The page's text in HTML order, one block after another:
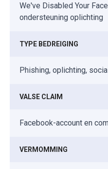
We've Disabled Your
ondersteuning oplichting
TYPE BEDREIGING
Phishing, oplichting,
VALSE CLAIM
Facebook-account en
VERMOMMING